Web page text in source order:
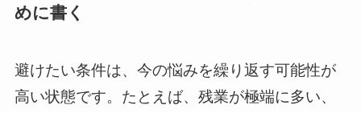
めに書く
避けたい条件は、今の悩みを繰り返す可能性が
高い状態です。たとえば、残業が極端に多い、